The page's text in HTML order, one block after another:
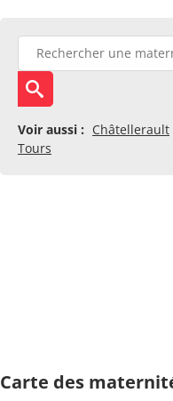
Voir aussi : Châtellerault
Tours
Carte des